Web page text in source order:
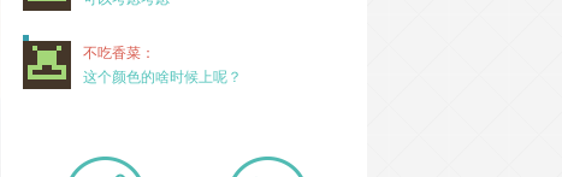
不吃香菜：
这个颜色的啥时候上呢？